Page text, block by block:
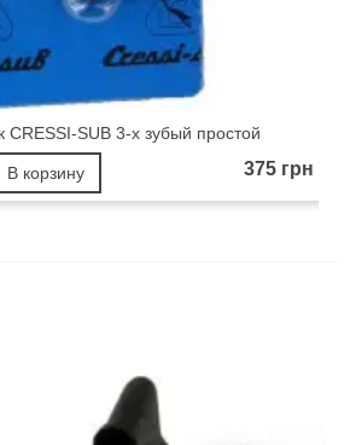
CRESSI-SUB 3-х зубый простой
375 грн
В корзину